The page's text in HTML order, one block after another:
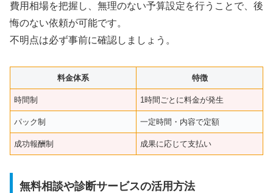
費用相場を把握し、無理のない予算設定を行うことで、後
悔のない依頼が可能です。
不明点は必ず事前に確認しましょう。
料金体系 特徴
時間制 1時間ごとに料金が発生
パック制 一定時間・内容で定額
成功報酬制 成果に応じて支払い
無料相談や診断サービスの活用方法